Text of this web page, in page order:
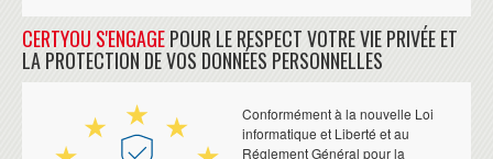
CERTYOU S'ENGAGEPOUR LE RESPECT VOTRE VIE PRIVÉE ET
LA PROTECTION DE VOS DONNÉES PERSONNELLES
Conformément à la nouvelle Loi
informatique et Liberté et au
Réglement Général pour la